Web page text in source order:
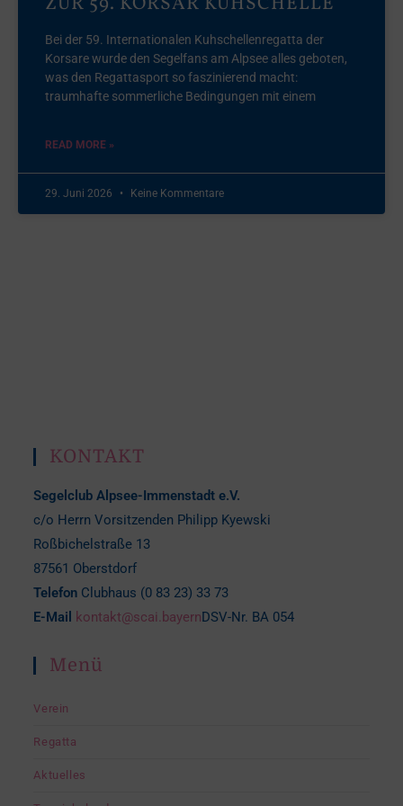
Bei der 59. Internationalen Kuhschellenregatta der
Korsare wurde den Segelfans am Alpsee alles geboten,
was den Regattasport so faszinierend macht:
traumhafte sommerliche Bedingungen mit einem
READ MORE »
29. Juni 2026 Keine Kommentare
KONTAKT
Segelclub Alpsee-Immenstadt e.V.
c/o Herrn Vorsitzenden Philipp Kyewski
Roßbichelstraße 13
87561 Oberstdorf
Telefon Clubhaus (0 83 23) 33 73
E-Mail
kontakt@scai.bayernDSV-Nr. BA 054
Menü
Verein
Regatta
Aktuelles